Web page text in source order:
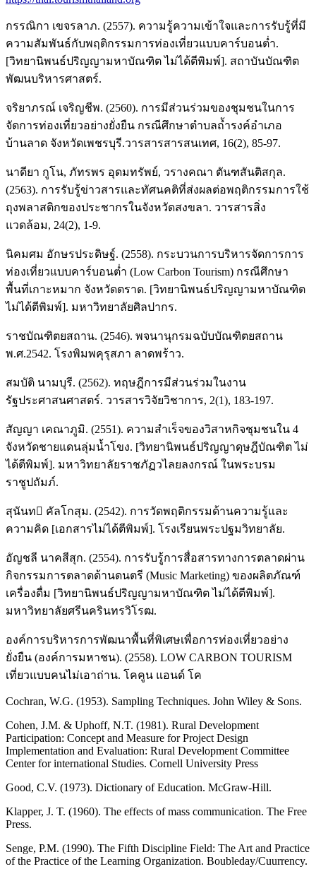
กรรณิกา เขจรลาภ. (2557). ความรู้ความเข้าใจและการรับรู้ที่มี
ความสัมพันธ์กับพฤติกรรมการท่องเที่ยวแบบคาร์บอนต่ำ.
[วิทยานิพนธ์ปริญญามหาบัณฑิต ไม่ได้ตีพิมพ์]. สถาบันบัณฑิต
พัฒนบริหารศาสตร์.
จริยาภรณ์ เจริญชีพ. (2560). การมีส่วนร่วมของชุมชนในการ
จัดการท่องเที่ยวอย่างยั่งยืน กรณีศึกษาตำบลถ้ำรงค์อำเภอ
บ้านลาด จังหวัดเพชรบุรี.วารสารสารสนเทศ, 16(2), 85-97.
นาดียา กูโน, ภัทรพร อุดมทรัพย์, วรางคณา ตันฑสันติสกุล.
(2563). การรับรู้ข่าวสารและทัศนคติที่ส่งผลต่อพฤติกรรมการใช้
ถุงพลาสติกของประชากรในจังหวัดสงขลา. วารสารสิ่ง
แวดล้อม, 24(2), 1-9.
นิคมศม อักษรประดิษฐ์. (2558). กระบวนการบริหารจัดการการ
ท่องเที่ยวแบบคาร์บอนต่ำ (Low Carbon Tourism) กรณีศึกษา
พื้นที่เกาะหมาก จังหวัดตราด. [วิทยานิพนธ์ปริญญามหาบัณฑิต
ไม่ได้ตีพิมพ์]. มหาวิทยาลัยศิลปากร.
ราชบัณฑิตยสถาน. (2546). พจนานุกรมฉบับบัณฑิตยสถาน
พ.ศ.2542. โรงพิมพคุรุสภา ลาดพร้าว.
สมบัติ นามบุรี. (2562). ทฤษฎีการมีส่วนร่วมในงาน
รัฐประศาสนศาสตร์. วารสารวิจัยวิชาการ, 2(1), 183-197.
สัญญา เคณาภูมิ. (2551). ความสำเร็จของวิสาหกิจชุมชนใน 4
จังหวัดชายแดนลุ่มน้ำโขง. [วิทยานิพนธ์ปริญญาดุษฎีบัณฑิต ไม่
ได้ตีพิมพ์]. มหาวิทยาลัยราชภัฏวไลยลงกรณ์ ในพระบรม
ราชูปถัมภ์.
สุนันท คัลโกสุม. (2542). การวัดพฤติกรรมด้านความรู้และ
ความคิด [เอกสารไม่ได้ตีพิมพ์]. โรงเรียนพระปฐมวิทยาลัย.
อัญชลี นาคสีสุก. (2554). การรับรู้การสื่อสารทางการตลาดผ่าน
กิจกรรมการตลาดด้านดนตรี (Music Marketing) ของผลิตภัณฑ์
เครื่องดื่ม [วิทยานิพนธ์ปริญญามหาบัณฑิต ไม่ได้ตีพิมพ์].
มหาวิทยาลัยศรีนครินทรวิโรฒ.
องค์การบริหารการพัฒนาพื้นที่พิเศษเพื่อการท่องเที่ยวอย่าง
ยั่งยืน (องค์การมหาชน). (2558). LOW CARBON TOURISM
เที่ยวแบบคนไม่เอาถ่าน. โคคูน แอนด์ โค
Cochran, W.G. (1953). Sampling Techniques. John Wiley & Sons.
Cohen, J.M. & Uphoff, N.T. (1981). Rural Development
Participation: Concept and Measure for Project Design
Implementation and Evaluation: Rural Development Committee
Center for international Studies. Cornell University Press
Good, C.V. (1973). Dictionary of Education. McGraw-Hill.
Klapper, J. T. (1960). The effects of mass communication. The Free
Press.
Senge, P.M. (1990). The Fifth Discipline Field: The Art and Practice
of the Practice of the Learning Organization. Boubleday/Cuurrency.